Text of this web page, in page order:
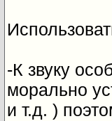
-К звуку
морально
и т.д. )